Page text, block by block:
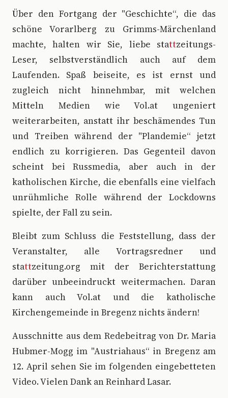
Über den Fortgang der "Geschichte“, die das
schöne Vorarlberg zu Grimms-Märchenland
machte, halten wir Sie, liebe stattzeitungs-
Leser, selbstverständlich auch auf dem
Laufenden. Spaß beiseite, es ist ernst und
zugleich nicht hinnehmbar, mit welchen
Mitteln Medien wie Vol.at ungeniert
weiterarbeiten, anstatt ihr beschämendes Tun
und Treiben während der "Plandemie“ jetzt
endlich zu korrigieren. Das Gegenteil davon
scheint bei Russmedia, aber auch in der
katholischen Kirche, die ebenfalls eine vielfach
unrühmliche Rolle während der Lockdowns
spielte, der Fall zu sein.
Bleibt zum Schluss die Feststellung, dass der
Veranstalter, alle Vortragsredner und
stattzeitung.org mit der Berichterstattung
darüber unbeeindruckt weitermachen. Daran
kann auch Vol.at und die katholische
Kirchengemeinde in Bregenz nichts ändern!
Ausschnitte aus dem Redebeitrag von Dr. Maria
Hubmer-Mogg im "Austriahaus“ in Bregenz am
12. April sehen Sie im folgenden eingebetteten
Video. Vielen Dank an Reinhard Lasar.